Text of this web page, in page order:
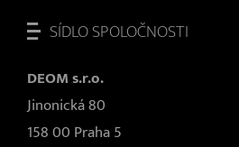
SÍDLO SPOLOČNOSTI
DEOM s.r.o.
Jinonická 80
158 00 Praha 5